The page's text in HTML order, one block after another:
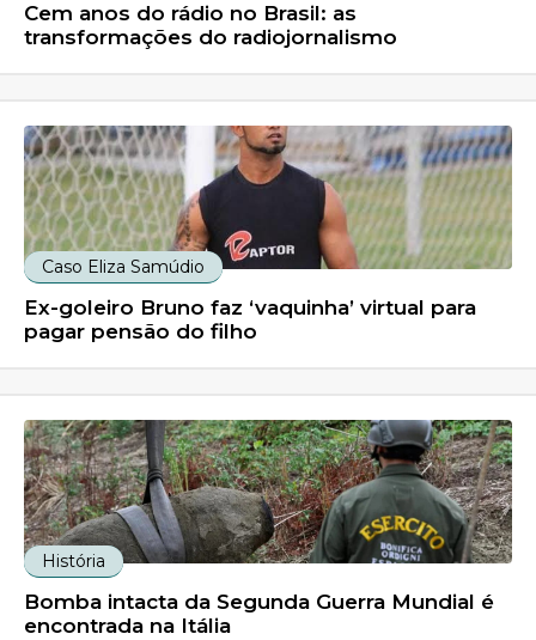
Cem anos do rádio no Brasil: as
transformações do radiojornalismo
Caso Eliza Samúdio
Ex-goleiro Bruno faz ‘vaquinha’ virtual para
pagar pensão do filho
História
Bomba intacta da Segunda Guerra Mundial é
encontrada na Itália